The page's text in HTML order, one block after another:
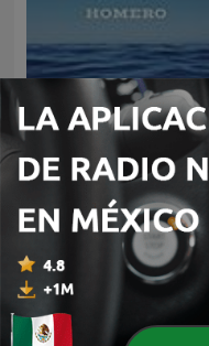
Audiolibro La Odisea |
Homero